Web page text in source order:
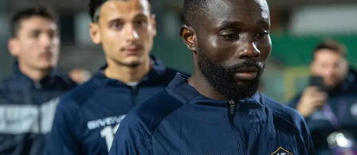
SANITÀ
SPORT
CULTURA
AMBIENTE
Streaming